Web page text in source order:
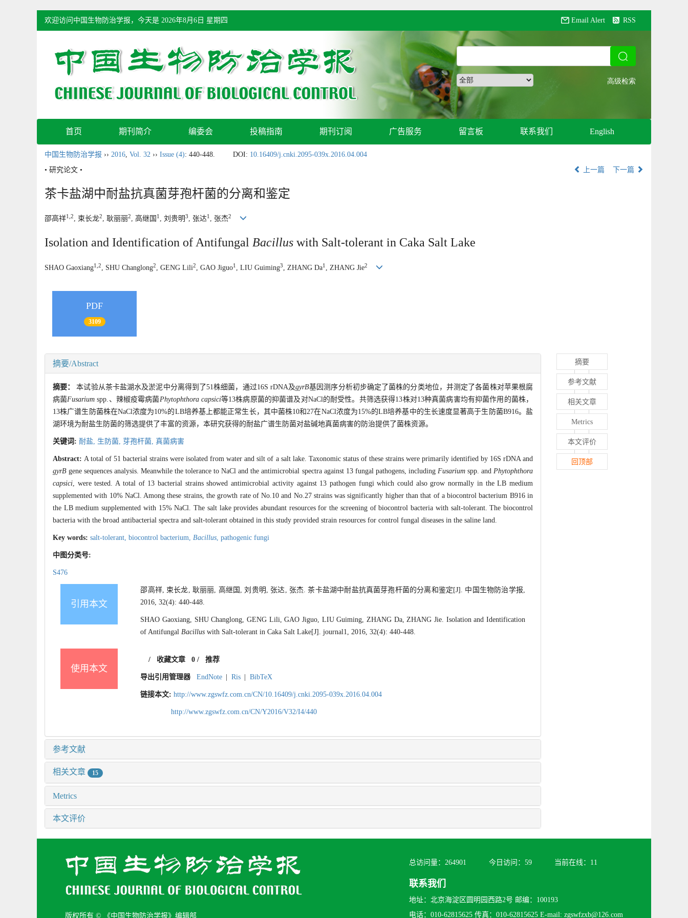
欢迎访问中国生物防治学报，今天是 2026年8月6日 星期四 Email Alert RSS
首页 期刊简介 编委会 投稿指南 期刊订阅 广告服务 留言板 联系我们 English
中国生物防治学报 ›› 2016, Vol. 32 ›› Issue (4): 440-448. DOI: 10.16409/j.cnki.2095-039x.2016.04.004
• 研究论文 •
上一篇 下一篇
茶卡盐湖中耐盐抗真菌芽孢杆菌的分离和鉴定
邵高祥1,2, 束长龙2, 耿丽丽2, 高继国 1 , 刘贵明3, 张达1 , 张杰2
Isolation and Identification of Antifungal Bacillus with Salt-tolerant in Caka Salt Lake
SHAO Gaoxiang1,2 , SHU Changlong2 , GENG Lili2 , GAO Jiguo1 , LIU Guiming3 , ZHANG Da1 , ZHANG Jie2
PDF
3109
摘要/Abstract
摘要：本试验从茶卡盐湖水及淤泥中分离得到了51株细菌，通过16S rDNA及gyrB基因测序分析初步确定了菌株的分类地位，并测定了各菌株对苹果根腐
病菌Fusariumspp.、辣椒疫霉病菌Phytophthora capsici等13株病原菌的抑菌谱及对NaCl的耐受性。共筛选获得13株对13种真菌病害均有抑菌作用的菌株，
13株广谱生防菌株在NaCl浓度为10%的LB培养基上都能正常生长，其中菌株10和27在NaCl浓度为15%的LB培养基中的生长速度显著高于生防菌B916。盐
湖环境为耐盐生防菌的筛选提供了丰富的资源，本研究获得的耐盐广谱生防菌对盐碱地真菌病害的防治提供了菌株资源。
关键词: 耐盐, 生防菌, 芽孢杆菌, 真菌病害
Abstract:A total of 51 bacterial strains were isolated from water and silt of a salt lake. Taxonomic status of these strains were primarily identified by 16S rDNA and
gyrB gene sequences analysis. Meanwhile the tolerance to NaCl and the antimicrobial spectra against 13 fungal pathogens, includingFusarium spp. and Phytophthora
capsici, were tested. A total of 13 bacterial strains showed antimicrobial activity against 13 pathogen fungi which could also grow normally in the LB medium
supplemented with 10% NaCl. Among these strains, the growth rate of No.10 and No.27 strains was significantly higher than that of a biocontrol bacterium B916 in
the LB medium supplemented with 15% NaCl. The salt lake provides abundant resources for the screening of biocontrol bacteria with salt-tolerant. The biocontrol
bacteria with the broad antibacterial spectra and salt-tolerant obtained in this study provided strain resources for control fungal diseases in the saline land.
Key words: salt-tolerant, biocontrol bacterium, Bacillus, pathogenic fungi
中图分类号:
S476
引用本文
邵高祥, 束长龙, 耿丽丽, 高继国, 刘贵明, 张达, 张杰. 茶卡盐湖中耐盐抗真菌芽孢杆菌的分离和鉴定[J]. 中国生物防治学报,
2016, 32(4): 440-448.
SHAO Gaoxiang, SHU Changlong, GENG Lili, GAO Jiguo, LIU Guiming, ZHANG Da, ZHANG Jie. Isolation and Identification
of AntifungalBacilluswith Salt-tolerant in Caka Salt Lake[J]. journal1, 2016, 32(4): 440-448.
使用本文
/ 收藏文章 0/ 推荐
导出引用管理器 EndNote Ris BibTeX
链接本文: http://www.zgswfz.com.cn/CN/10.16409/j.cnki.2095-039x.2016.04.004
http://www.zgswfz.com.cn/CN/Y2016/V32/I4/440
参考文献
相关文章 15
Metrics
本文评价
摘要
参考文献
相关文章
Metrics
本文评价
回顶部
版权所有 © 《中国生物防治学报》编辑部
总访问量： 264901 今日访问： 59 当前在线： 11
联系我们
地址：北京海淀区圆明园西路2号 邮编：100193
电话：010-62815625 传真：010-62815625 E-mail: zgswfzxb@126.com